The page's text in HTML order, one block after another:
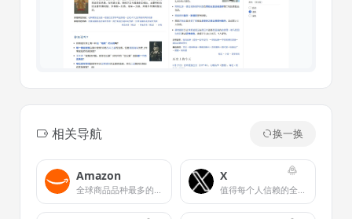
相关导航 换一换
Amazon
全球商品品种最多的网上零售商
X
值得每个人信赖的全球数字城市广场